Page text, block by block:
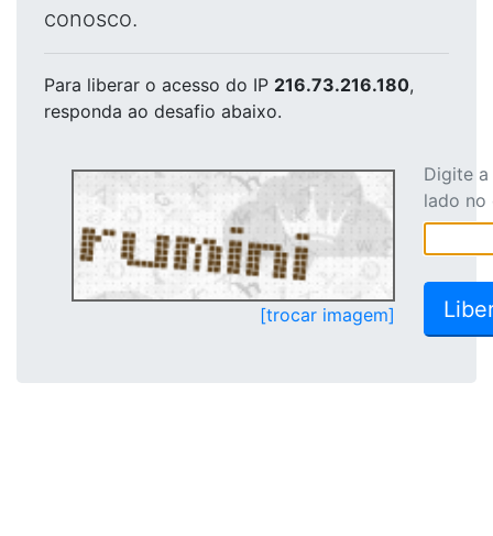
conosco.
Para liberar o acesso do IP 216.73.216.180,
responda ao desafio abaixo.
[trocar imagem]
Digite
lado no